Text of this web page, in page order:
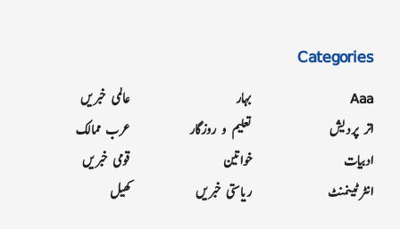
Categories
Aaa
اتر پردیش
ادبیات
انٹرٹینمنٹ
بہار
تعلیم و روزگار
خواتین
ریاستی خبریں
عالمی خبریں
عرب ممالک
قومی خبریں
کھیل